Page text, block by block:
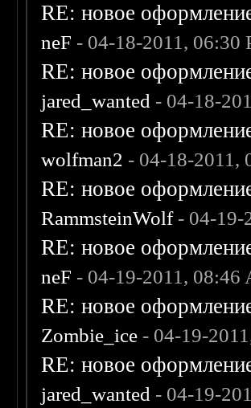
RE: новое
neF - 04-18-2011, 06:30
RE: новое
jared_wanted - 04-18-
RE: новое
wolfman2 - 04-18-2011,
RE: новое
RammsteinWolf- 04-19-
RE: новое
neF - 04-19-2011, 08:46
RE: новое
Zombie_ice - 04-19-
RE: новое
jared_wanted - 04-19-